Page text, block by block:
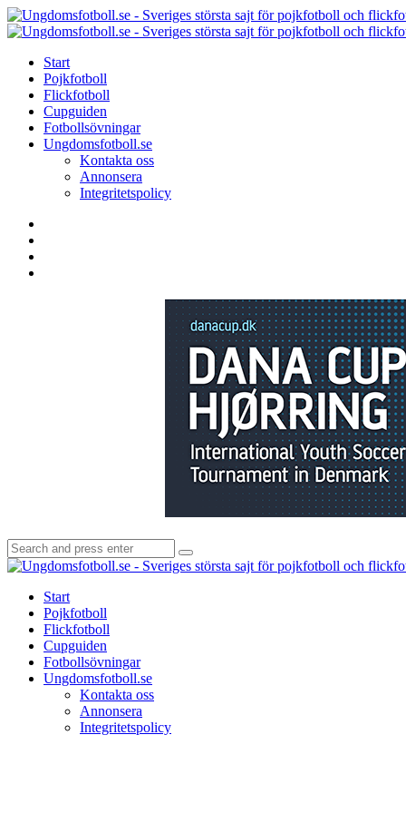
Menu
Search
Menu
Start
Pojkfotboll
Flickfotboll
Cupguiden
Fotbollsövningar
Ungdomsfotboll.se
Kontakta oss
Annonsera
Integritetspolicy
Search
for:
Search
Start
Pojkfotboll
Flickfotboll
Cupguiden
Fotbollsövningar
Ungdomsfotboll.se
Kontakta oss
Annonsera
Integritetspolicy